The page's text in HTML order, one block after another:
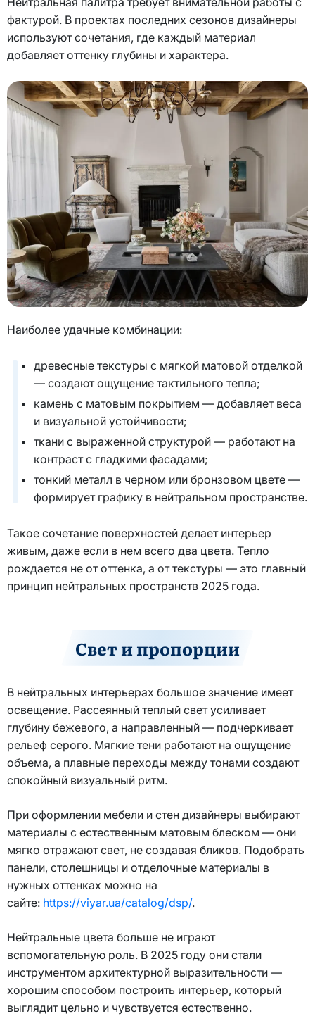
фактурой. В проектах последних сезонов дизайнеры
используют сочетания, где каждый материал
добавляет оттенку глубины и характера.
Наиболее удачные комбинации:
древесные текстуры с мягкой матовой отделкой
— создают ощущение тактильного тепла;
камень с матовым покрытием — добавляет веса
и визуальной устойчивости;
ткани с выраженной структурой — работают на
контраст с гладкими фасадами;
тонкий металл в черном или бронзовом цвете —
формирует графику в нейтральном пространстве.
Такое сочетание поверхностей делает интерьер
живым, даже если в нем всего два цвета. Тепло
рождается не от оттенка, а от текстуры — это главный
принцип нейтральных пространств 2025 года.
Свет и пропорции
В нейтральных интерьерах большое значение имеет
освещение. Рассеянный теплый свет усиливает
глубину бежевого, а направленный — подчеркивает
рельеф серого. Мягкие тени работают на ощущение
объема, а плавные переходы между тонами создают
спокойный визуальный ритм.
При оформлении мебели и стен дизайнеры выбирают
материалы с естественным матовым блеском — они
мягко отражают свет, не создавая бликов. Подобрать
панели, столешницы и отделочные материалы в
нужных оттенках можно на
сайте: https://viyar.ua/catalog/dsp/.
Нейтральные цвета больше не играют
вспомогательную роль. В 2025 году они стали
инструментом архитектурной выразительности —
хорошим способом построить интерьер, который
выглядит цельно и чувствуется естественно.